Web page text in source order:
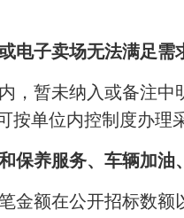
电子卖场无法满足需
，暂未纳入或备注
按单位内控制度办
保养服务、车辆加油
金额在公开招标数